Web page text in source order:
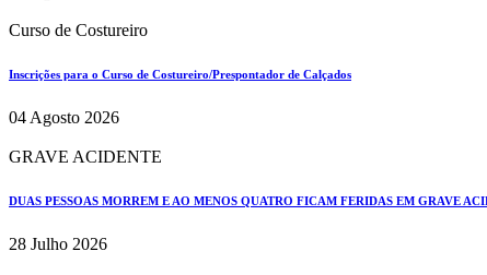
Curso de Costureiro
Inscrições para o Curso de Costureiro/Prespontador de Calçados
04 Agosto 2026
GRAVE ACIDENTE
DUAS PESSOAS MORREM E AO MENOS QUATRO FICAM FERIDAS EM GRAVE
28 Julho 2026